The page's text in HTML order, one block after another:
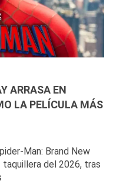
ARRASA EN
LA PELÍCULA MÁS
Man: Brand New
del 2026, tras